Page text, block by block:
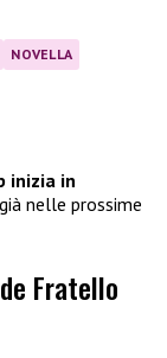
NOVELLA
inizia in
nelle prossime
Fratello